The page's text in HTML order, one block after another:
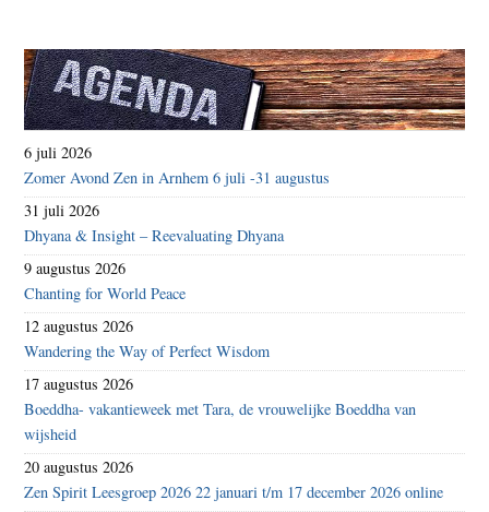
6 juli 2026
Zomer Avond Zen in Arnhem 6 juli -31 augustus
31 juli 2026
Dhyana & Insight – Reevaluating Dhyana
9 augustus 2026
Chanting for World Peace
12 augustus 2026
Wandering the Way of Perfect Wisdom
17 augustus 2026
Boeddha- vakantieweek met Tara, de vrouwelijke Boeddha van
wijsheid
20 augustus 2026
Zen Spirit Leesgroep 2026 22 januari t/m 17 december 2026 online